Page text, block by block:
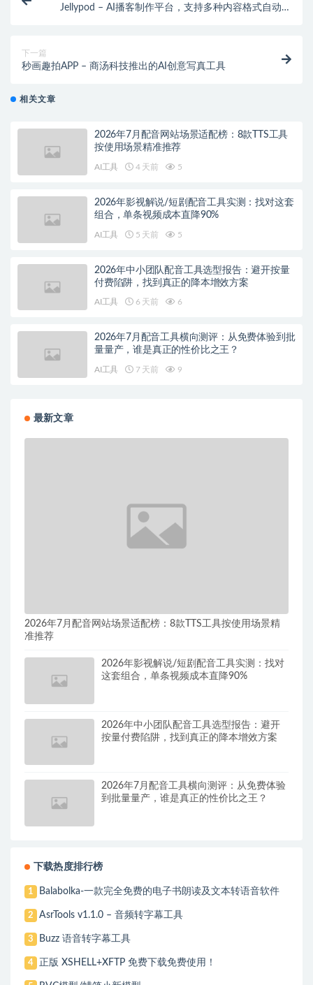
Jellypod – AI播客制作平台，支持多种内容格式自动生
下一篇
秒画趣拍APP – 商汤科技推出的AI创意写真工具
相关文章
2026年7月配音网站场景适配榜：8款TTS工具
按使用场景精准推荐
AI工具 4 天前 5
2026年影视解说/短剧配音工具实测：找对这套
组合，单条视频成本直降90%
AI工具 5 天前 5
2026年中小团队配音工具选型报告：避开按量
付费陷阱，找到真正的降本增效方案
AI工具 6 天前 6
2026年7月配音工具横向测评：从免费体验到批
量量产，谁是真正的性价比之王？
AI工具 7 天前 9
最新文章
2026年7月配音网站场景适配榜：8款TTS工具按使用场景精
准推荐
2026年影视解说/短剧配音工具实测：找对
这套组合，单条视频成本直降90%
2026年中小团队配音工具选型报告：避开
按量付费陷阱，找到真正的降本增效方案
2026年7月配音工具横向测评：从免费体验
到批量量产，谁是真正的性价比之王？
下载热度排行榜
1 Balabolka-一款完全免费的电子书朗读及文本转语音软件
2 AsrTools v1.1.0 – 音频转字幕工具
3 Buzz 语音转字幕工具
4 正版 XSHELL+XFTP 免费下载免费使用！